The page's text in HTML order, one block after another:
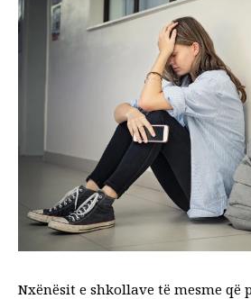
Nxënësit e shkollave të mesme që